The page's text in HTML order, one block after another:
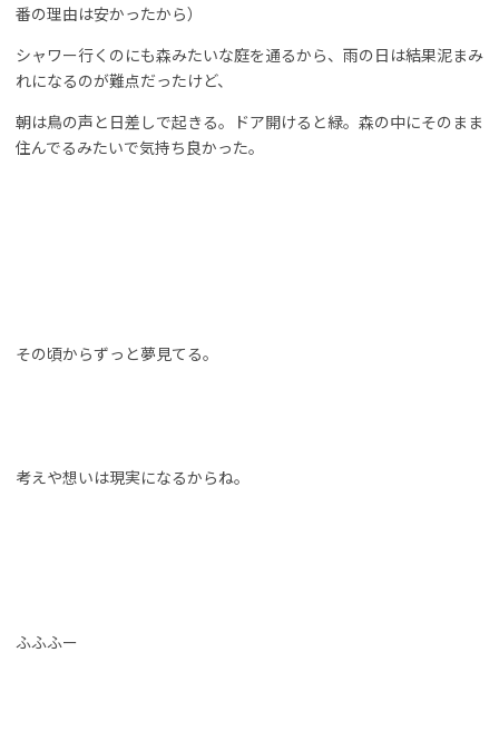
番の理由は安かったから）
シャワー行くのにも森みたいな庭を通るから、雨の日は結果泥まみ
れになるのが難点だったけど、
朝は鳥の声と日差しで起きる。ドア開けると緑。森の中にそのまま
住んでるみたいで気持ち良かった。
その頃からずっと夢見てる。
考えや想いは現実になるからね。
ふふふー